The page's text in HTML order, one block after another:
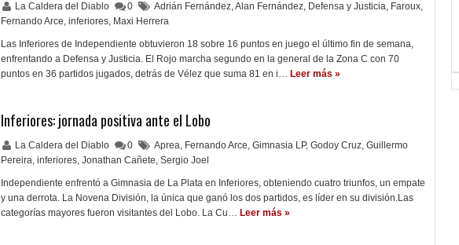
La Caldera del Diablo 0 Adrián Fernández,Alan Fernández, Defensa y Justicia, Faroux,
Fernando Arce, inferiores, Maxi Herrera
Las Inferiores de Independiente obtuvieron 18 sobre 16 puntos en juego el último fin de semana,
enfrentando a Defensa y Justicia. El Rojo marcha segundo en la general de la Zona C con 70
puntos en 36 partidos jugados, detrás de Vélez que suma 81 en i… Leer más »
Inferiores: jornada positiva ante el Lobo
La Caldera del Diablo 0 Aprea, Fernando Arce, Gimnasia LP, Godoy Cruz, Guillermo
Pereira, inferiores, Jonathan Cañete, Sergio Joel
Independiente enfrentó a Gimnasia de La Plata en Inferiores, obteniendo cuatro triunfos, un empate
y una derrota. La Novena División, la única que ganó los dos partidos, es líder en su división.Las
categorías mayores fueron visitantes del Lobo. La Cu… Leer más »